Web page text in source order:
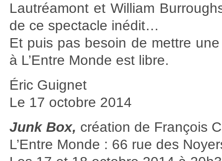
Lautréamont et William
de ce spectacle inédit…
Et puis pas besoin de mettre
à L’Entre Monde est libre.
Éric Guignet
Le 17 octobre 2014
Junk Box, création de François
L’Entre Monde : 66 rue des